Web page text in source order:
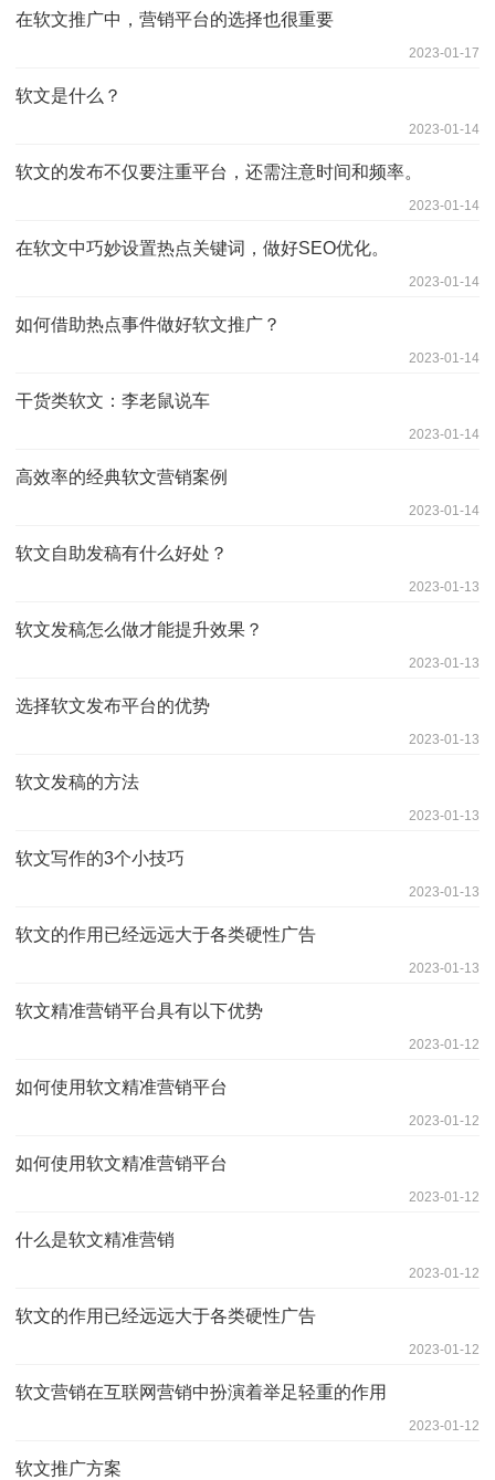
在软文推广中，营销平台的选择也很重要
2023-01-17
软文是什么？
2023-01-14
软文的发布不仅要注重平台，还需注意时间和频率。
2023-01-14
在软文中巧妙设置热点关键词，做好SEO优化。
2023-01-14
如何借助热点事件做好软文推广？
2023-01-14
干货类软文：李老鼠说车
2023-01-14
高效率的经典软文营销案例
2023-01-14
软文自助发稿有什么好处？
2023-01-13
软文发稿怎么做才能提升效果？
2023-01-13
选择软文发布平台的优势
2023-01-13
软文发稿的方法
2023-01-13
软文写作的3个小技巧
2023-01-13
软文的作用已经远远大于各类硬性广告
2023-01-13
软文精准营销平台具有以下优势
2023-01-12
如何使用软文精准营销平台
2023-01-12
如何使用软文精准营销平台
2023-01-12
什么是软文精准营销
2023-01-12
软文的作用已经远远大于各类硬性广告
2023-01-12
软文营销在互联网营销中扮演着举足轻重的作用
2023-01-12
软文推广方案